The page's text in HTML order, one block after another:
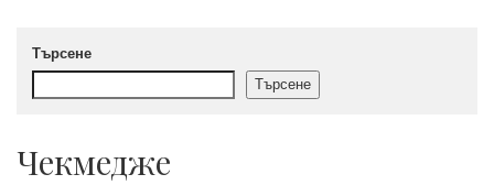
Търсене
Търсене
Чекмедже